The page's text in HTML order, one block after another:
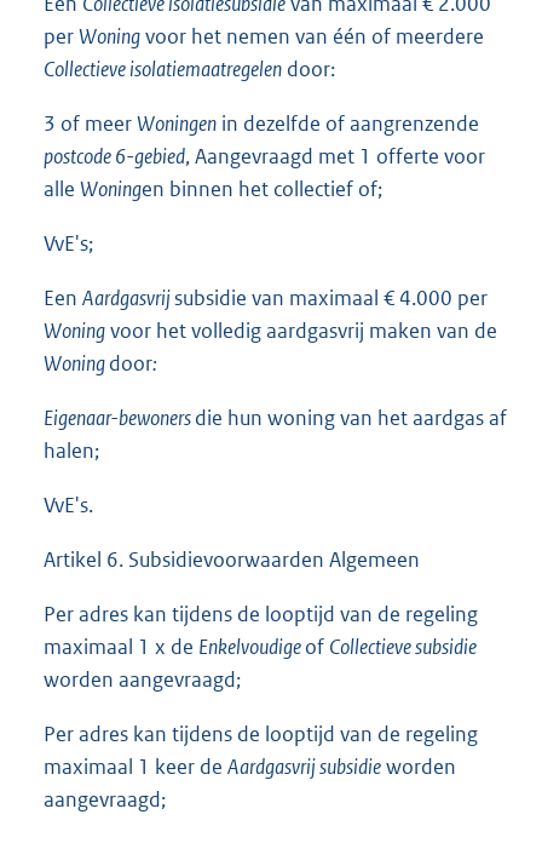
perWoningvoor het nemen van één of meerdere
Collectieve isolatiemaatregelen door:
3 of meerWoningen in dezelfde of aangrenzende
postcode 6-gebied, Aangevraagd met 1 offerte voor
alle Woningen binnen het collectief of;
VvE's;
Een Aardgasvrijsubsidie van maximaal € 4.000 per
Woningvoor het volledig aardgasvrij maken van de
Woningdoor:
Eigenaar-bewonersdie hun woning van het aardgas af
halen;
VvE's.
Artikel 6. Subsidievoorwaarden Algemeen
Per adres kan tijdens de looptijd van de regeling
maximaal 1 x de Enkelvoudigeof Collectieve subsidie
worden aangevraagd;
Per adres kan tijdens de looptijd van de regeling
maximaal 1 keer de Aardgasvrij subsidieworden
aangevraagd;